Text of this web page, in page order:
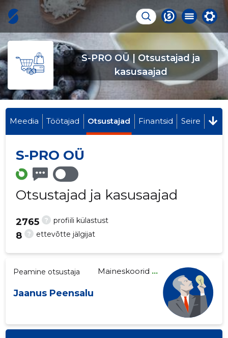
S-PRO OÜ | Otsustajad ja
kasusaajad
Meedia Töötajad Otsustajad Finantsid Seire
S-PRO OÜ
Otsustajad ja kasusaajad
? profiili külastust
2765
? ettevõtte jälgijat
8
Peamine otsustaja
Jaanus Peensalu
Maineskoorid ...